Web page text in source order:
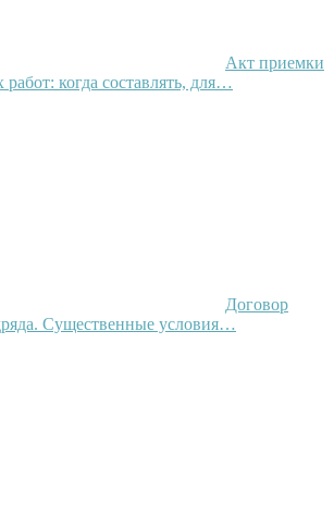
Акт приемки
когда составлять, для…
Договор
Существенные условия…